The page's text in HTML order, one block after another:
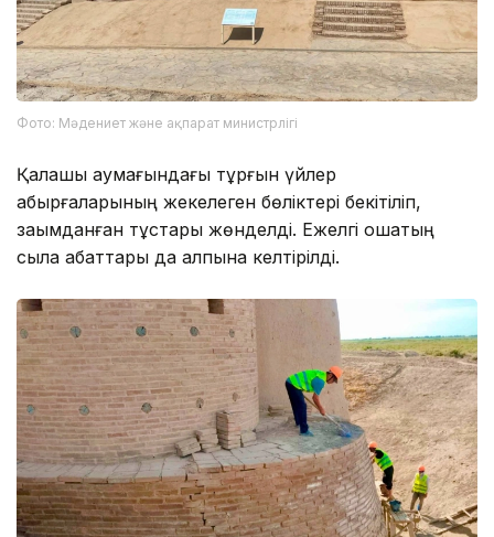
Фото: Мәдениет және ақпарат министрлігі
Қалашық аумағындағы тұрғын үйлер
қабырғаларының жекелеген бөліктері бекітіліп,
зақымданған тұстары жөнделді. Ежелгі ошақтың
сылақ қабаттары да қалпына келтірілді.